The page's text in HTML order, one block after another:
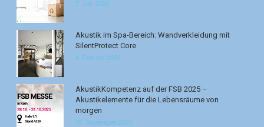
7. Juli 2026
Akustik im Spa-Bereich: Wandverkleidung mit
SilentProtect Core
6. Februar 2026
AkustikKompetenz auf der FSB 2025 –
Akustikelemente für die Lebensräume von
morgen
30. September 2025